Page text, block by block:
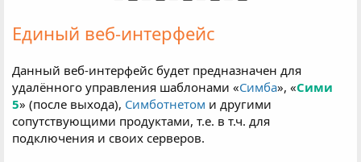
Полноценные каскады сценариев из скролов,
Открытие и работа с дополнительными
вкладками браузера через движение мышью;
Быстрые, медленные средние сценарии малого
и активного движения мыши, скролла и иной
активности;
Единый веб-интерфейс
Данный веб-интерфейс будет предназначен для
удалённого управления шаблонами «Симба», «Сими
5» (после выхода), Симботнетом и другими
сопутствующими продуктами, т.е. в т.ч. для
подключения и своих серверов.